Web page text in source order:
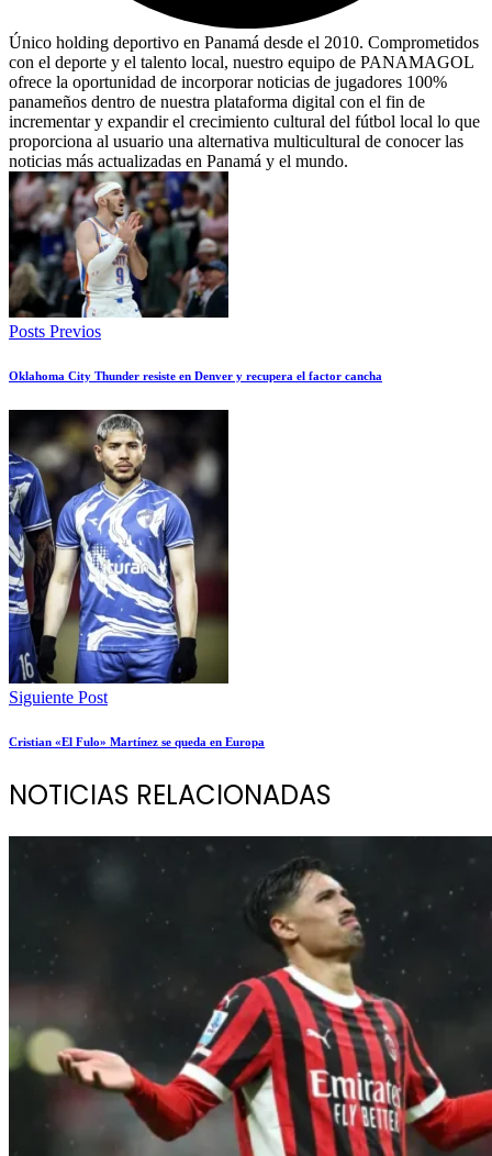
Único holding deportivo en Panamá desde el 2010. Comprometidos
con el deporte y el talento local, nuestro equipo de PANAMAGOL
ofrece la oportunidad de incorporar noticias de jugadores 100%
panameños dentro de nuestra plataforma digital con el fin de
incrementar y expandir el crecimiento cultural del fútbol local lo que
proporciona al usuario una alternativa multicultural de conocer las
noticias más actualizadas en Panamá y el mundo.
Posts Previos
Oklahoma City Thunder resiste en Denver y recupera el factor cancha
Siguiente Post
Cristian «El Fulo» Martínez se queda en Europa
NOTICIAS RELACIONADAS